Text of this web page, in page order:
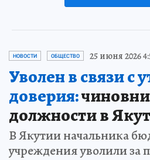
НОВОСТИ ОБЩЕСТВО 25 июня 2026
Уволен в связи с
доверия:
должности в
В Якутии начальника
учреждения уволили за